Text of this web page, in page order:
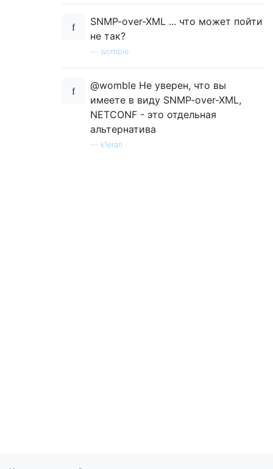
SNMP-over-XML ... что может пойти
не так?
womble
@womble Не уверен, что вы
имеете в виду SNMP-over-XML,
NETCONF - это отдельная
альтернатива
k1eran